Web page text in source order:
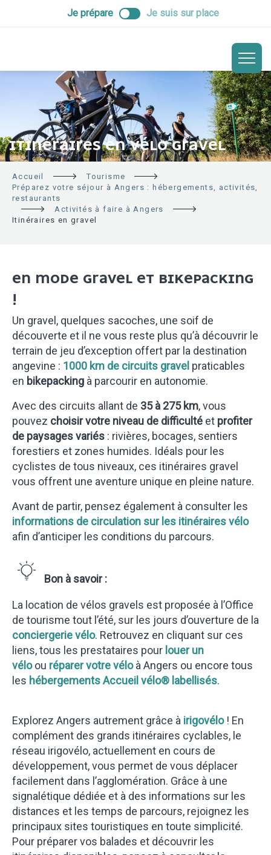
Je prépare Je suis sur place
ITINÉRAIRES EN VÉLO GRAVEL
Accueil
Tourisme
Préparez votre séjour à Angers : hébergements, activités,
restaurants
Activités à faire à Angers
Itinéraires en gravel
EN MODE GRAVEL ET BIKEPACKING
!
Un gravel, quelques sacoches, une soif de
découverte et il ne vous reste plus qu’à découvrir le
terrain de jeu d’exception offert par la destination
angevine : 1000 km de circuits gravel praticables
en bikepacking à parcourir en autonomie.
Avec des circuits allant de 35 à 275 km, vous
pouvez choisir votre niveau de difficulté et profiter
de paysages variés : rivières, bocages, sentiers
forestiers et zones humides. Idéals pour les
cyclistes de tous niveaux, ces itinéraires gravel
vous offrent une aventure unique en pleine nature.
Avant de partir, pensez également à consulter les
informations de circulation sur les itinéraires vélo
afin d’anticiper les conditions du parcours.
Bon à savoir :
La location de vélos gravels est proposée à l’Office
de tourisme tout l’été, sur les jours d’ouverture de la
conciergerie vélo. Retrouvez en cliquant sur ces
liens, tous les prestataires pour louer un
véloou réparer votre véloà Angers ou encore tous
les hébergements Accueil vélo® labellisés.
Explorez Angers autrement grâce à irigovélo! En
complément des grands itinéraires cyclables, le
réseau irigovélo, actuellement en cours de
développement, vous permet de vous déplacer
facilement dans l’agglomération. Grâce à une
signalétique dédiée et à des informations sur les
distances et les temps de parcours, rejoignez les
principaux sites touristiques en toute simplicité.
Pour préparer vos balades et découvrir les